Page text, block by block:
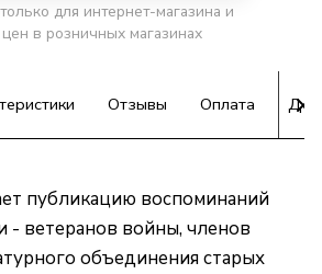
для интернет-магазина и
в розничных магазинах
Отзывы Оплата
публикацию воспоминаний
- ветеранов войны, членов
объединения старых